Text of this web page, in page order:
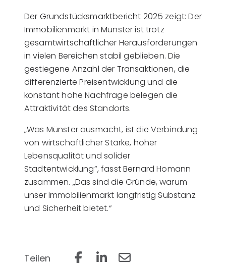
Der Grundstücksmarktbericht 2025 zeigt: Der
Immobilienmarkt in Münster ist trotz
gesamtwirtschaftlicher Herausforderungen
in vielen Bereichen stabil geblieben. Die
gestiegene Anzahl der Transaktionen, die
differenzierte Preisentwicklung und die
konstant hohe Nachfrage belegen die
Attraktivität des Standorts.
„Was Münster ausmacht, ist die Verbindung
von wirtschaftlicher Stärke, hoher
Lebensqualität und solider
Stadtentwicklung“, fasst Bernard Homann
zusammen. „Das sind die Gründe, warum
unser Immobilienmarkt langfristig Substanz
und Sicherheit bietet.“
Teilen